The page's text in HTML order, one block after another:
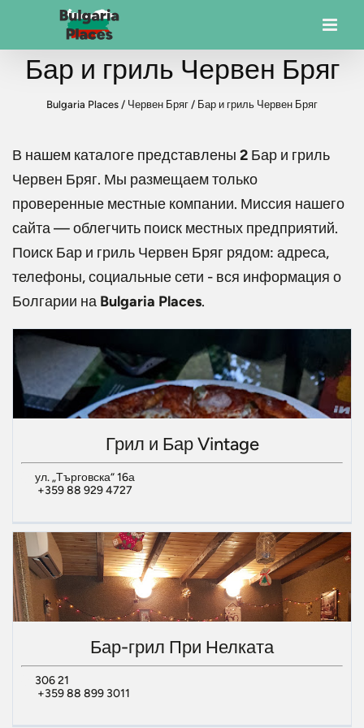
Бар и гриль Червен Бряг
Bulgaria Places / Червен Бряг / Бар и гриль Червен Бряг
В нашем каталоге представлены 2 Бар и гриль
Червен Бряг. Мы размещаем только
проверенные местные компании. Миссия нашего
сайта — облегчить поиск местных предприятий.
Поиск Бар и гриль Червен Бряг рядом: адреса,
телефоны, социальные сети - вся информация о
Болгарии на Bulgaria Places.
Грил и Бар Vintage
ул. „Търговска“ 16а
+359 88 929 4727
Бар-грил При Нелката
306 21
+359 88 899 3011